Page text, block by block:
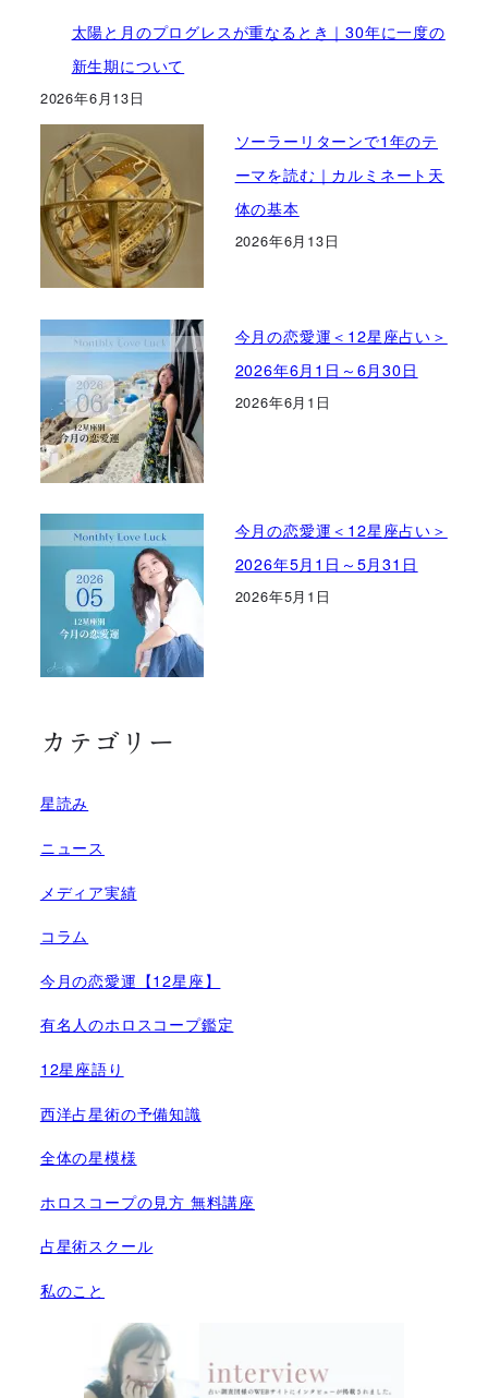
太陽と月のプログレスが重なるとき｜30年に一度の
新生期について
2026年6月13日
ソーラーリターンで1年のテ
ーマを読む｜カルミネート天
体の基本
2026年6月13日
今月の恋愛運＜12星座占い＞
2026年6月1日～6月30日
2026年6月1日
今月の恋愛運＜12星座占い＞
2026年5月1日～5月31日
2026年5月1日
カテゴリー
星読み
ニュース
メディア実績
コラム
今月の恋愛運【12星座】
有名人のホロスコープ鑑定
12星座語り
西洋占星術の予備知識
全体の星模様
ホロスコープの見方 無料講座
占星術スクール
私のこと